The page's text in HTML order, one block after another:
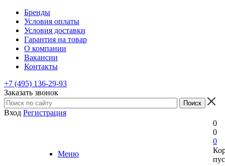
Бренды
Условия оплаты
Условия доставки
Гарантия на товар
О компании
Вакансии
Контакты
+7 (495) 136-29-93
Заказать звонок
Вход Регистрация
Меню
0
0
0